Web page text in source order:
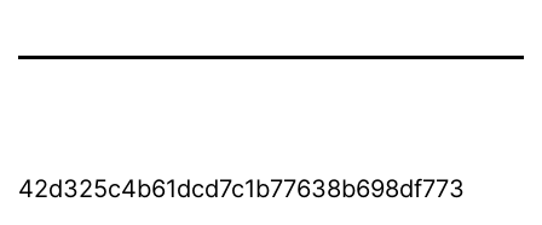
42d325c4b61dcd7c1b77638b698df773